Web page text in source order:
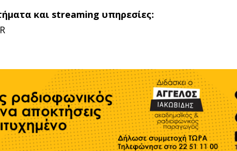
και streaming υπηρεσίες: